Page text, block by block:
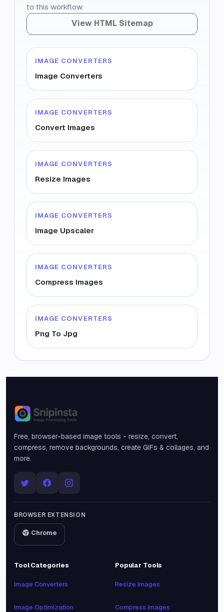
to this workflow.
View HTML Sitemap
IMAGE CONVERTERS
Image Converters
IMAGE CONVERTERS
Convert Images
IMAGE CONVERTERS
Resize Images
IMAGE CONVERTERS
Image Upscaler
IMAGE CONVERTERS
Compress Images
IMAGE CONVERTERS
Png To Jpg
Snipinsta
Free, browser-based image tools - resize, convert,
compress, remove backgrounds, create GIFs & collages, and
more.
BROWSER EXTENSION
Chrome
Tool Categories
Image Converters
Image Optimization
Popular Tools
Resize Images
Compress Images